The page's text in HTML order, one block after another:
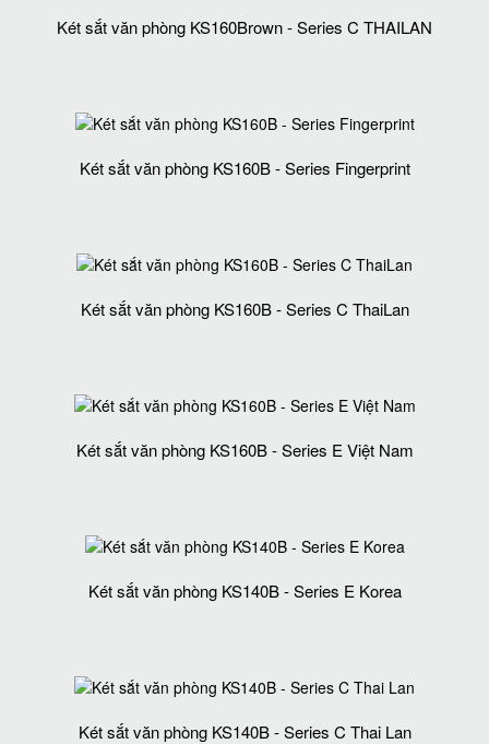
Két sắt văn phòng KS160Brown - Series C THAILAN
Két sắt văn phòng KS160B - Series Fingerprint
Két sắt văn phòng KS160B - Series C ThaiLan
Két sắt văn phòng KS160B - Series E Việt Nam
Két sắt văn phòng KS140B - Series E Korea
Két sắt văn phòng KS140B - Series C Thai Lan